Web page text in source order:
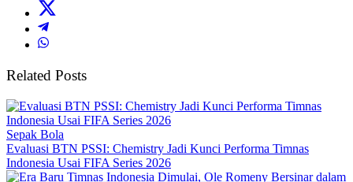
Related Posts
Sepak Bola
Evaluasi BTN PSSI: Chemistry Jadi Kunci Performa Timnas
Indonesia Usai FIFA Series 2026